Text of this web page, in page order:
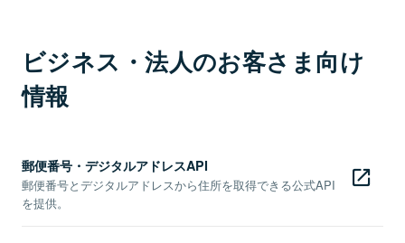
ビジネス・法人のお客さま向け
情報
郵便番号・デジタルアドレスAPI
郵便番号とデジタルアドレスから住所を取得できる公式API
を提供。